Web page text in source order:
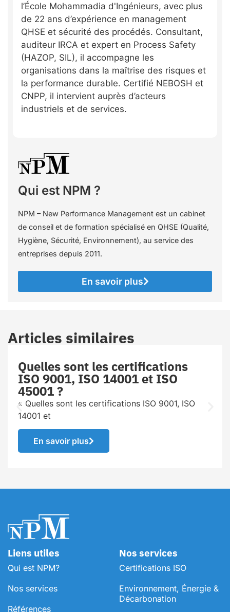
l’École Mohammadia d'Ingénieurs, avec plus
de 22 ans d’expérience en management
QHSE et sécurité des procédés. Consultant,
auditeur IRCA et expert en Process Safety
(HAZOP, SIL), il accompagne les
organisations dans la maîtrise des risques et
la performance durable. Certifié NEBOSH et
CNPP, il intervient auprès d’acteurs
industriels et de services.
Qui est NPM ?
NPM – New Performance Management est un cabinet
de conseil et de formation spécialisé en QHSE (Qualité,
Hygiène, Sécurité, Environnement), au service des
entreprises depuis 2011.
En savoir plus
Articles similaires
Quelles sont les certifications
ISO 9001, ISO 14001 et ISO
45001 ?
« Quelles sont les certifications ISO 9001, ISO
14001 et
En savoir plus
Liens utiles
Qui est NPM?
Nos services
Références
Nos services
Certifications ISO
Environnement, Énergie &
Décarbonation